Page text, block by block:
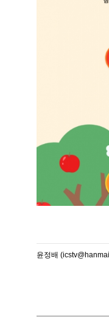
윤정배